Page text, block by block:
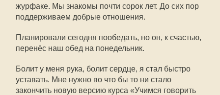
журфаке. Мы знакомы почти сорок лет. До сих пор
поддерживаем добрые отношения.
Планировали сегодня пообедать, но он, к счастью,
перенёс наш обед на понедельник.
Болит у меня рука, болит сердце, я стал быстро
уставать. Мне нужно во что бы то ни стало
закончить новую версию курса «Учимся говорить